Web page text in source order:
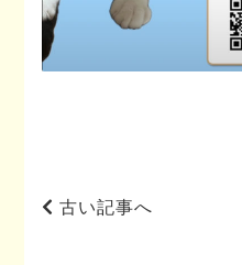
古い記事へ